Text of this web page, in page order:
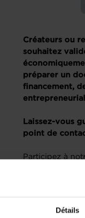
Détails
Créateurs ou
souhaitez
préparer un
financement,
Laissez-vous
point de
Participez à
et du Plan
développer un
entreprise, à